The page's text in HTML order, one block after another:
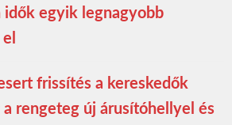
idők egyik legnagyobb
frissítés a kereskedők
rengeteg új árusítóhellyel és